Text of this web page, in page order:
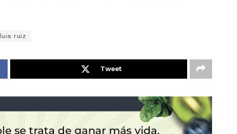
luis ruiz
Tweet